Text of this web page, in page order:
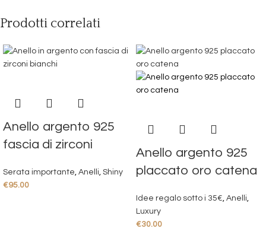
Prodotti correlati
Anello argento 925
fascia di zirconi
Serata importante Anelli Shiny
€95.00
Anello argento 925
placcato oro catena
Idee regalo sotto i 35€ Anelli
Luxury
€30.00